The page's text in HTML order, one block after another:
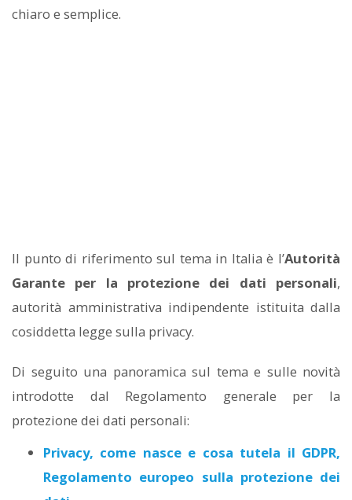
chiaro e semplice.
Il punto di riferimento sul tema in Italia è l’Autorità
Garante per la protezione dei dati personali,
autorità amministrativa indipendente istituita dalla
cosiddetta legge sulla privacy.
Di seguito una panoramica sul tema e sulle novità
introdotte dal Regolamento generale per la
protezione dei dati personali:
Privacy, come nasce e cosa tutela il GDPR,
Regolamento europeo sulla protezione dei